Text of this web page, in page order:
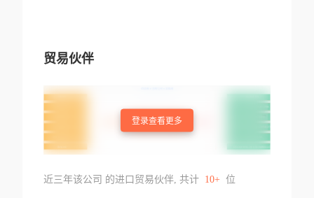
贸易伙伴
登录查看更多
近三年该公司 的进口贸易伙伴, 共计 10+ 位